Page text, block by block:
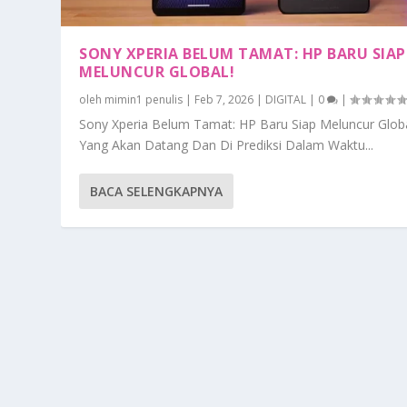
SONY XPERIA BELUM TAMAT: HP BARU SIAP
MELUNCUR GLOBAL!
oleh mimin1 penulis | Feb 7, 2026 | DIGITAL | 0 |
Sony Xperia Belum Tamat: HP Baru Siap Meluncur
Yang Akan Datang Dan Di Prediksi Dalam Waktu...
BACA SELENGKAPNYA